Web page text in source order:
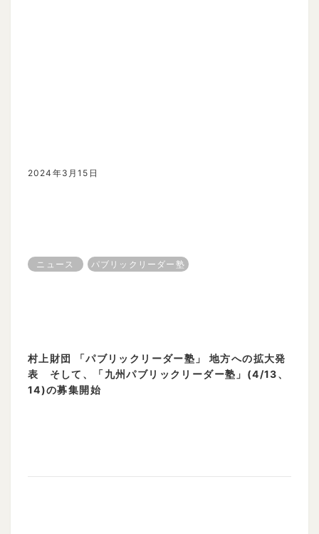
2024年3月15日
ニュース パブリックリーダー塾
村上財団 「パブリックリーダー塾」 地方への拡大発
表 そして、「九州パブリックリーダー塾」(4/13、
14)の募集開始